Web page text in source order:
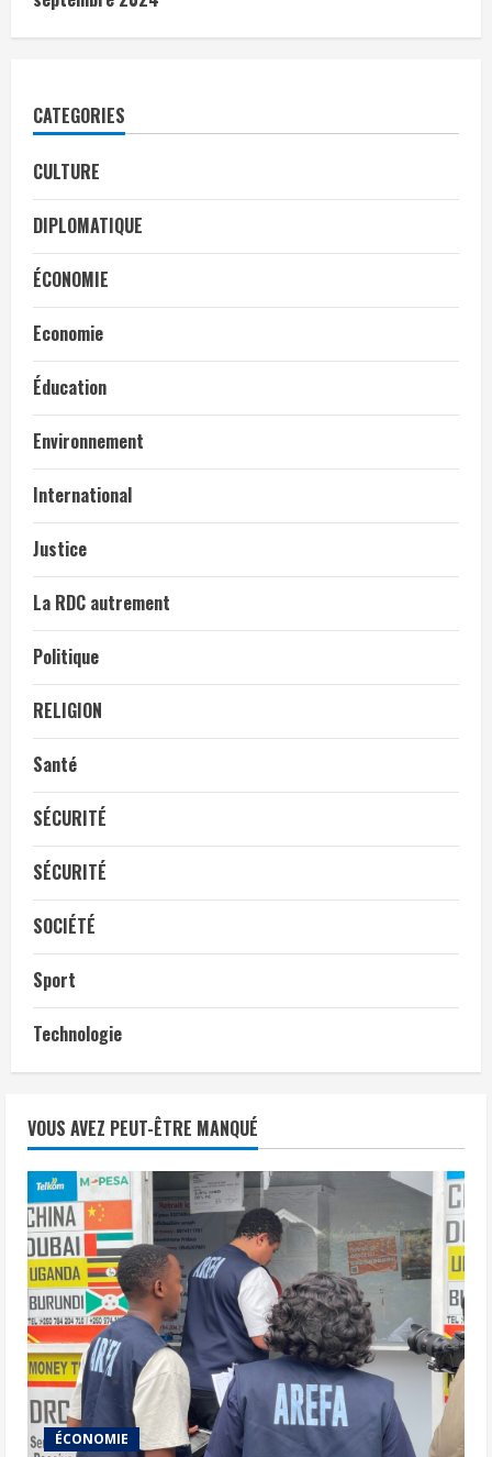
CATEGORIES
CULTURE
DIPLOMATIQUE
ÉCONOMIE
Economie
Éducation
Environnement
International
Justice
La RDC autrement
Politique
RELIGION
Santé
SÉCURITÉ
SÉCURITÉ
SOCIÉTÉ
Sport
Technologie
VOUS AVEZ PEUT-ÊTRE MANQUÉ
ÉCONOMIE